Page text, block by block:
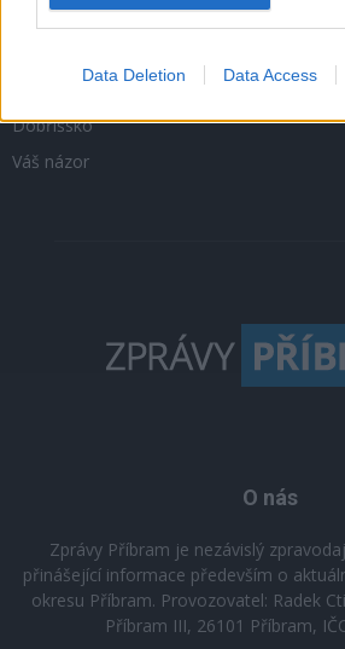
Data Deletion Data Access
O čem se mluví
Dobříšsko
Váš názor
O nás
Zprávy Příbram je nezávislý
přinášející informace především o
okresu Příbram. Provozovatel: Radek
Příbram III, 26101 Příbram,